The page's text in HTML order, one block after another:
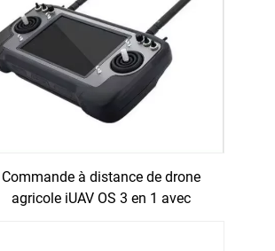
Commande à distance de drone
agricole iUAV OS 3 en 1 avec